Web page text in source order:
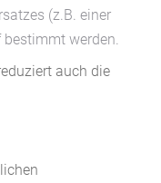
(z.B. einer
werden.
auch die